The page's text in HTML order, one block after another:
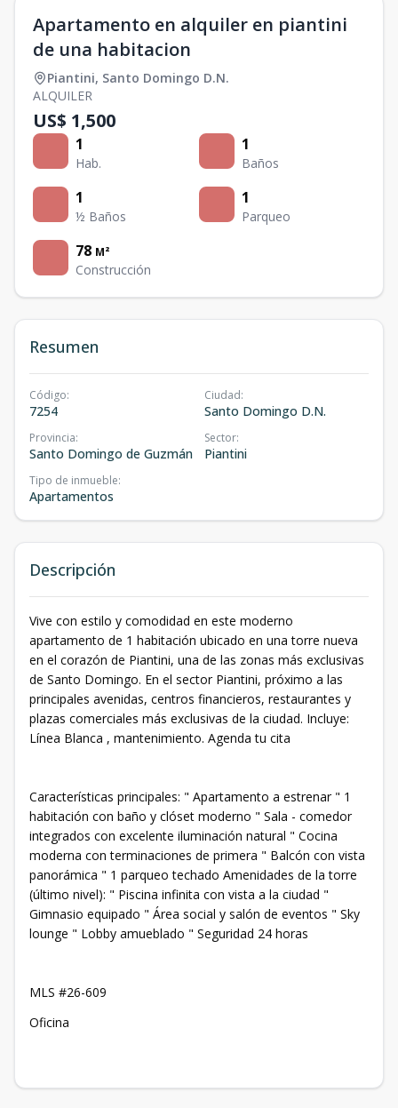
Apartamento en alquiler en piantini
de una habitacion
Piantini, Santo Domingo D.N.
ALQUILER
US$ 1,500
1
Hab.
1
Baños
1
½ Baños
1
Parqueo
78 M²
Construcción
Resumen
Código:
7254
Ciudad:
Santo Domingo D.N.
Provincia:
Santo Domingo de Guzmán
Sector:
Piantini
Tipo de inmueble:
Apartamentos
Descripción
Vive con estilo y comodidad en este moderno
apartamento de 1 habitación ubicado en una torre nueva
en el corazón de Piantini, una de las zonas más exclusivas
de Santo Domingo. En el sector Piantini, próximo a las
principales avenidas, centros financieros, restaurantes y
plazas comerciales más exclusivas de la ciudad. Incluye:
Línea Blanca , mantenimiento. Agenda tu cita
Características principales: " Apartamento a estrenar " 1
habitación con baño y clóset moderno " Sala - comedor
integrados con excelente iluminación natural " Cocina
moderna con terminaciones de primera " Balcón con vista
panorámica " 1 parqueo techado Amenidades de la torre
(último nivel): " Piscina infinita con vista a la ciudad "
Gimnasio equipado " Área social y salón de eventos " Sky
lounge " Lobby amueblado " Seguridad 24 horas
MLS #26-609
Oficina